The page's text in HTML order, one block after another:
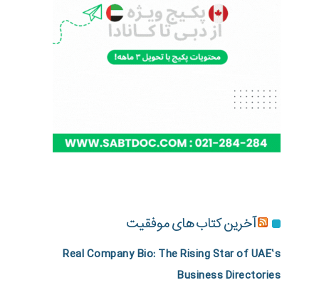
آخرین کتاب های موفقیت
Real Company Bio: The Rising Star of UAE’s
Business Directories